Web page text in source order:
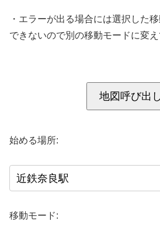
・エラーが出る場合には選択した
できないので別の移動モードに変え
地図呼び出し
始める場所:
移動モード: